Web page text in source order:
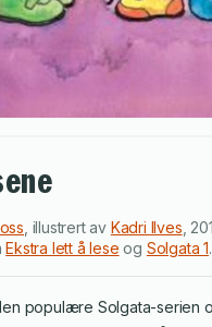
illustrert av Kadri Ilves
Ekstra lett å lese og Solgata 1.
populære Solgata-serien